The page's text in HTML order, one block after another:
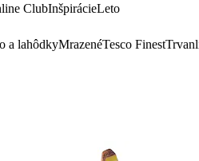
ClubInšpirácieLeto
a lahôdkyMrazenéTesco Finest